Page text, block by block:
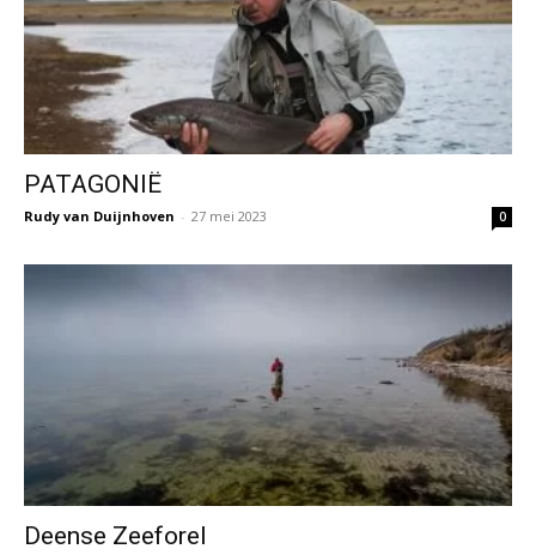
PATAGONIË
Rudy van Duijnhoven - 27 mei 2023 0
Deense Zeeforel